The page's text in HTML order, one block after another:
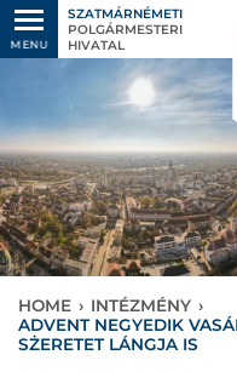
MENU
SZATMÁRNÉMETI
POLGÁRMESTERI
HIVATAL
HOME › INTÉZMÉNY ›
ADVENT NEGYEDIK
SŻERETET LÁNGJA IS